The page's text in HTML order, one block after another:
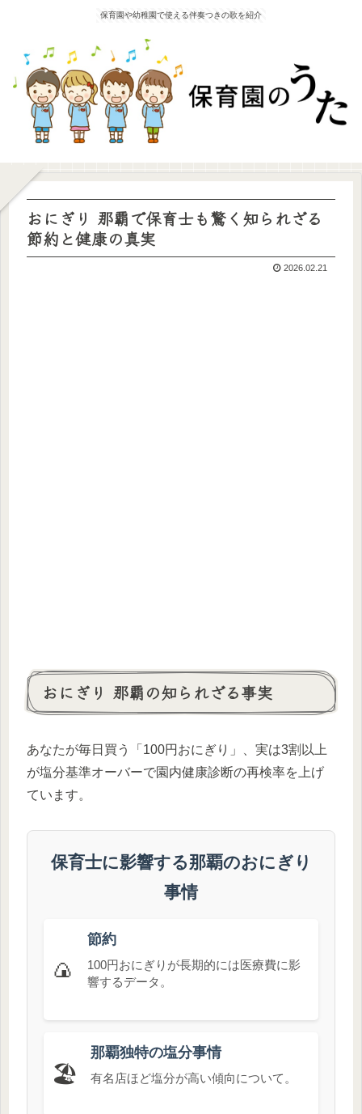
保育園や幼稚園で使える伴奏つきの歌を紹介
おにぎり 那覇で保育士も驚く知られざる
節約と健康の真実
2026.02.21
おにぎり 那覇の知られざる事実
あなたが毎日買う「100円おにぎり」、実は3割以上
が塩分基準オーバーで園内健康診断の再検率を上げ
ています。
保育士に影響する那覇のおにぎり
事情
🍙
節約
100円おにぎりが長期的には医療費に影
響するデータ。
🏖️
那覇独特の塩分事情
有名店ほど塩分が高い傾向について。